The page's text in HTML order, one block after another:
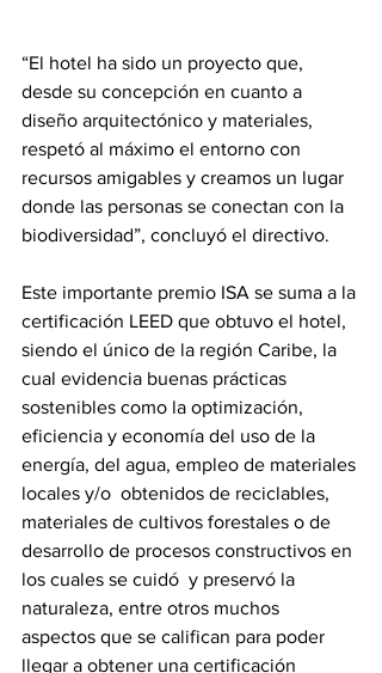
“El hotel ha sido un proyecto que,
desde su concepción en cuanto a
diseño arquitectónico y materiales,
respetó al máximo el entorno con
recursos amigables y creamos un lugar
donde las personas se conectan con la
biodiversidad”, concluyó el directivo.
Este importante premio ISA se suma a la
certificación LEED que obtuvo el hotel,
siendo el único de la región Caribe, la
cual evidencia buenas prácticas
sostenibles como la optimización,
eficiencia y economía del uso de la
energía, del agua, empleo de materiales
locales y/o  obtenidos de reciclables,
materiales de cultivos forestales o de
desarrollo de procesos constructivos en
los cuales se cuidó  y preservó la
naturaleza, entre otros muchos
aspectos que se califican para poder
llegar a obtener una certificación